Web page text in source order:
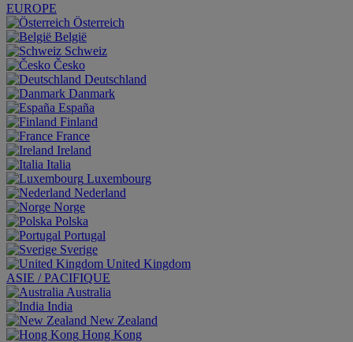
EUROPE
Österreich
België
Schweiz
Česko
Deutschland
Danmark
España
Finland
France
Ireland
Italia
Luxembourg
Nederland
Norge
Polska
Portugal
Sverige
United Kingdom
ASIE / PACIFIQUE
Australia
India
New Zealand
Hong Kong